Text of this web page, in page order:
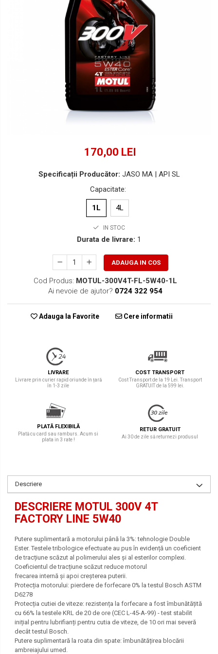
Lichide Suspensie Motociclete
Lichide Întreținere Autoturisme
Lichide Întreținere Camioane
Lichide Întreținere Motociclete
Lichide Întreținere Utilaje
170,00 LEI
Specificații Producător: JASO MA | API SL
Capacitate:
1L 4L
IN STOC
Durata de livrare: 1
ADAUGA IN COS
Cod Produs: MOTUL-300V4T-FL-5W40-1L
Ai nevoie de ajutor? 0724 322 954
Adauga la Favorite Cere informatii
LIVRARE
Livrare prin curier rapid oriunde în țară
în 1-3 zile
COST TRANSPORT
Cost Transport de la 19 Lei. Transport
GRATUIT de la 599 lei.
PLATĂ FLEXIBILĂ
Plată cu card sau ramburs. Acum si
plata in 3 rate !
RETUR GRATUIT
Ai 30 de zile să returnezi produsul
Descriere
DESCRIERE MOTUL 300V 4T
FACTORY LINE 5W40
Putere suplimentară a motorului până la 3%: tehnologie Double
Ester. Testele tribologice efectuate au pus în evidență un coeficient
de tracțiune scăzut al polimerului ales și al esterilor complexi.
Coeficientul de tracțiune scăzut reduce motorul
frecarea internă și apoi creșterea puterii.
Protecția motorului: pierdere de forfecare 0% la testul Bosch ASTM
D6278
Protecția cutiei de viteze: rezistența la forfecare a fost îmbunătățită
cu 66% la testele KRL de 20 de ore (CEC L-45-A-99) - test stabilit
inițial pentru lubrifianți pentru cutia de viteze, de 10 ori mai severă
decât testul Bosch.
Putere suplimentară la roata din spate: îmbunătățirea blocării
ambreiajului umed.